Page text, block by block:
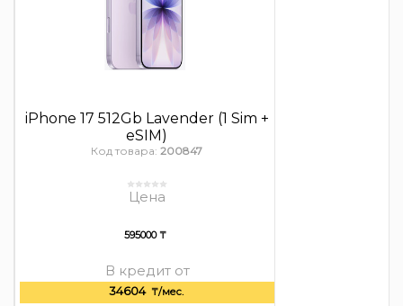
iPhone 17 512Gb Lavender (1 Sim +
eSIM)
Код товара: 200847
Цена
595000 ₸
В кредит от
34604 ₸/мес.